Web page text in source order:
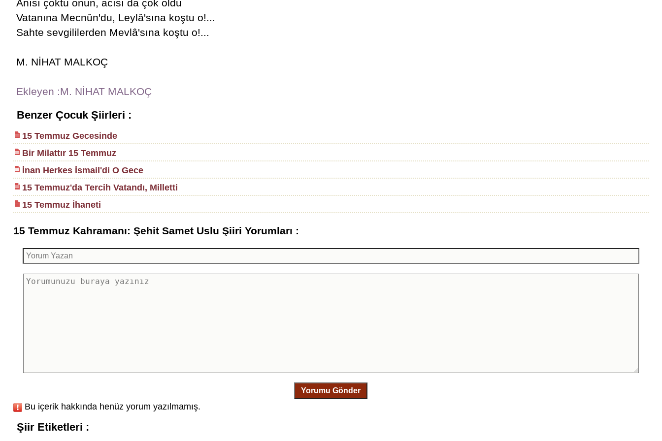
Anısı çoktu onun, acısı da çok oldu
Vatanına Mecnûn'du, Leylâ'sına koştu o!...
Sahte sevgililerden Mevlâ'sına koştu o!...
M. NİHAT MALKOÇ
Ekleyen :M. NİHAT MALKOÇ
Benzer Çocuk Şiirleri :
15 Temmuz Gecesinde
Bir Milattır 15 Temmuz
İnan Herkes İsmail'di O Gece
15 Temmuz'da Tercih Vatandı, Milletti
15 Temmuz İhaneti
15 Temmuz Kahramanı: Şehit Samet Uslu Şiiri Yorumları :
Yorumu Gönder
Bu içerik hakkında henüz yorum yazılmamış.
Şiir Etiketleri :